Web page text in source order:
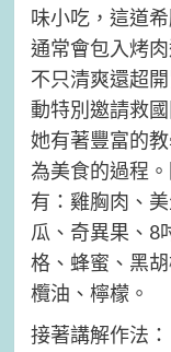
味小吃，這道
通常會包入烤
不只清爽還超
動特別邀請救
她有著豐富的
為美食的過程
有：雞胸肉、
瓜、奇異果、8
格、蜂蜜、黑
欖油、檸檬。
接著講解作法：